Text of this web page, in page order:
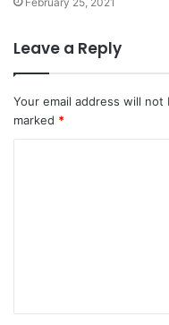
Leave a Reply
Your email address will not
marked *
t